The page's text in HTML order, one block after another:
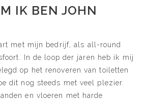
IK BEN JOHN
met mijn bedrijf, als all-round
In de loop der jaren heb ik mij
op het renoveren van toiletten
dit nog steeds met veel plezier.
en vloeren met harde